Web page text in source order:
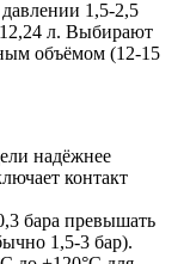
1,5-2,5
л. Выбирают
объёмом (12-15
надёжнее
контакт
бара превышать
1,5-3 бар).